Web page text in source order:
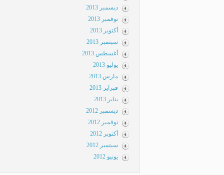
ديسمبر 2013
نوفمبر 2013
أكتوبر 2013
سبتمبر 2013
أغسطس 2013
يوليو 2013
مارس 2013
فبراير 2013
يناير 2013
ديسمبر 2012
نوفمبر 2012
أكتوبر 2012
سبتمبر 2012
يونيو 2012